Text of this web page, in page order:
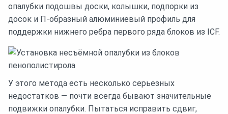
опалубки подошвы доски, колышки, подпорки из
досок и П-образный алюминиевый профиль для
поддержки нижнего ребра первого ряда блоков из ICF.
У этого метода есть несколько серьезных
недостатков — почти всегда бывают значительные
подвижки опалубки. Пытаться исправить сдвиг,